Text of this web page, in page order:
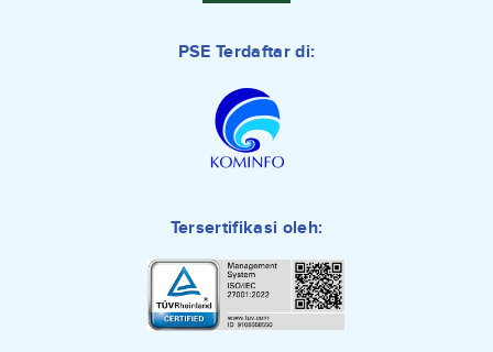
PSE Terdaftar di:
Tersertifikasi oleh: